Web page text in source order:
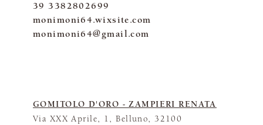
39 3382802699
monimoni64.wixsite.com
monimoni64@gmail.com
GOMITOLO D'ORO - ZAMPIERI RENATA
Via XXX Aprile, 1, Belluno, 32100